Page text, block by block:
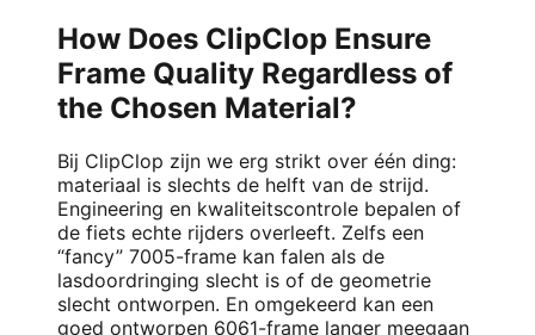
How Does ClipClop Ensure
Frame Quality Regardless of
the Chosen Material?
Bij ClipClop zijn we erg strikt over één ding:
materiaal is slechts de helft van de strijd.
Engineering en kwaliteitscontrole bepalen of
de fiets echte rijders overleeft. Zelfs een
“fancy” 7005-frame kan falen als de
lasdoordringing slecht is of de geometrie
slecht ontworpen. En omgekeerd kan een
goed ontworpen 6061-frame langer meegaan